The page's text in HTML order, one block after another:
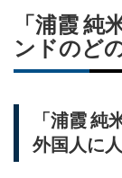
「浦霞
ンドのど
「浦霞
外国人に